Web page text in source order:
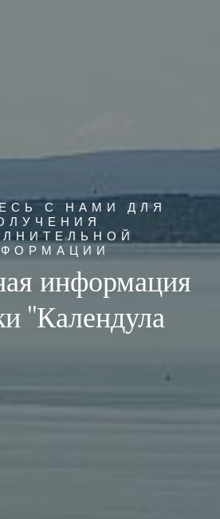
С НАМИ ДЛЯ
информация
"Календула